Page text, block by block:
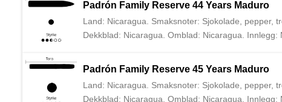
Land: Nicaragua. Smaksnoter: Sjokolade, pepper,
Dekkblad: Nicaragua. Omblad: Nicaragua.
importere Padrón sigarer til Europa.
Padrón Family Reserve 44 Years Maduro
Land: Nicaragua. Smaksnoter: Sjokolade, pepper,
Dekkblad: Nicaragua. Omblad: Nicaragua.
Padrón Family Reserve 45 Years Maduro